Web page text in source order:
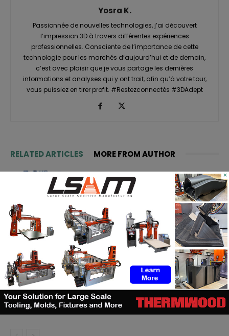
Yosra K.
Passionnée de nouvelles technologies, j’ai découvert
l’impression 3D à travers différentes expériences
professionnelles. Consciente de l’importance de cette
technologie pour les marchés d’aujourd’hui et de demain,
c’est avec plaisir que je vous partage les dernières
informations et analyses qui y ont trait, afin qu’à votre tour,
vous puissiez en tirer profit. #Restezconnectés #3DAdept
RELATED ARTICLES MORE FROM AUTHOR
ASTM prépare un cadre normatif
pour les pièces céramiques
imprimées en 3D
TE Connectivity mise sur
l’impression 3D pour la fabrication
de cathéters
Le bon moment en FA : quand les
fabricants de machines doivent
lancer, et quand les utilisateurs
doivent investir
×